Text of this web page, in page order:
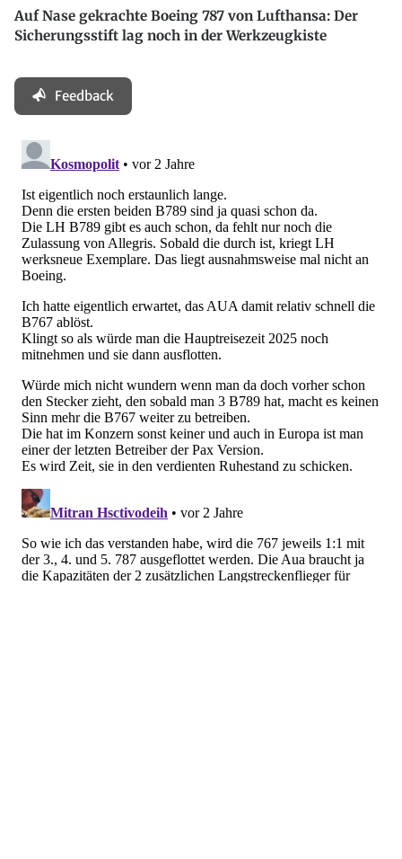
Auf Nase gekrachte Boeing 787 von Lufthansa: Der
Sicherungsstift lag noch in der Werkzeugkiste
Feedback